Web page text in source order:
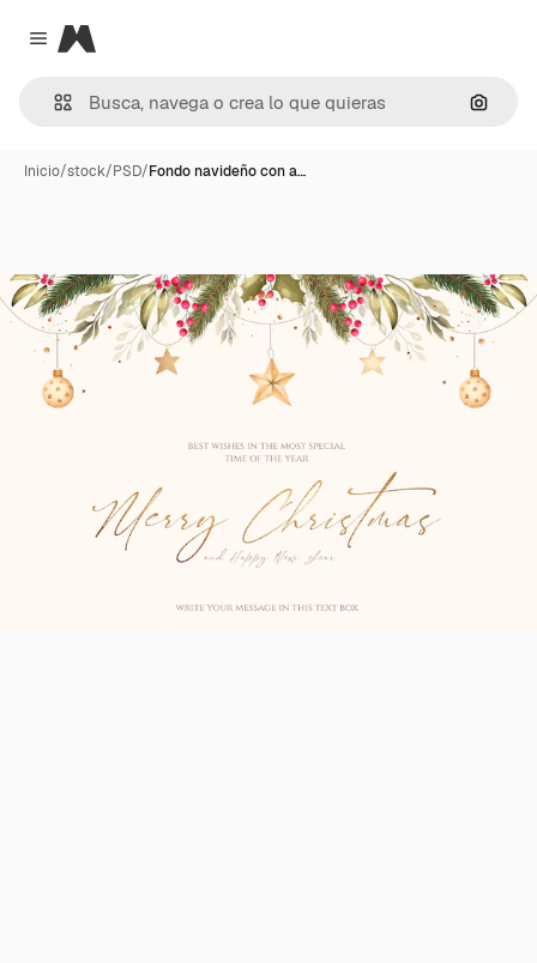
Close menu
Magnific
Inicio/stock/PSD/Fondo navideño con a…